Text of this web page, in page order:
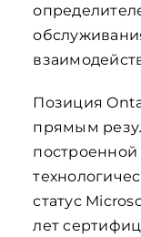
Позиция
прямым
построенной
статус
лет